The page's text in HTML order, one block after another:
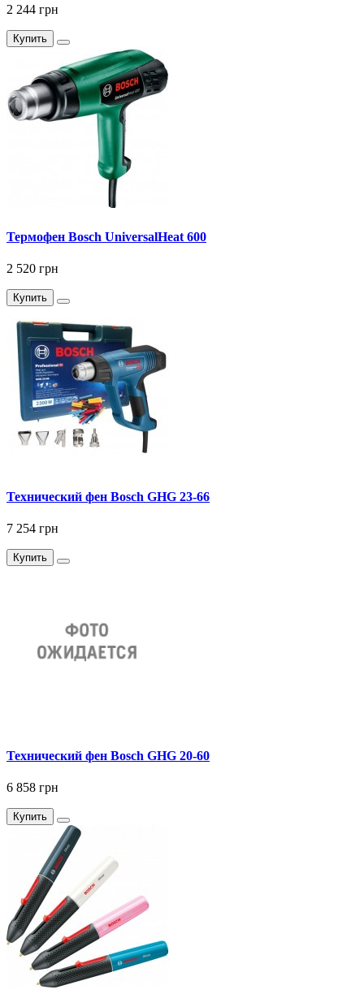
2 244 грн
Купить
Термофен Bosch UniversalHeat 600
2 520 грн
Купить
Технический фен Bosch GHG 23-66
7 254 грн
Купить
Технический фен Bosch GHG 20-60
6 858 грн
Купить